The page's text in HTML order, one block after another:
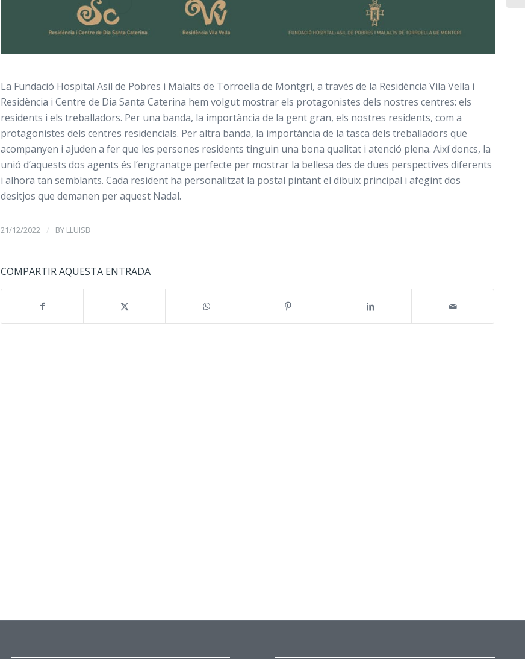
La Fundació Hospital Asil de Pobres i Malalts de Torroella de Montgrí, a través de la Residència Vila Vella i
Residència i Centre de Dia Santa Caterina hem volgut mostrar els protagonistes dels nostres centres: els
residents i els treballadors. Per una banda, la importància de la gent gran, els nostres residents, com a
protagonistes dels centres residencials. Per altra banda, la importància de la tasca dels treballadors que
acompanyen i ajuden a fer que les persones residents tinguin una bona qualitat i atenció plena. Així doncs, la
unió d’aquests dos agents és l’engranatge perfecte per mostrar la bellesa des de dues perspectives diferents
i alhora tan semblants. Cada resident ha personalitzat la postal pintant el dibuix principal i afegint dos
desitjos que demanen per aquest Nadal.
21/12/2022 / BY LLUISB
COMPARTIR AQUESTA ENTRADA